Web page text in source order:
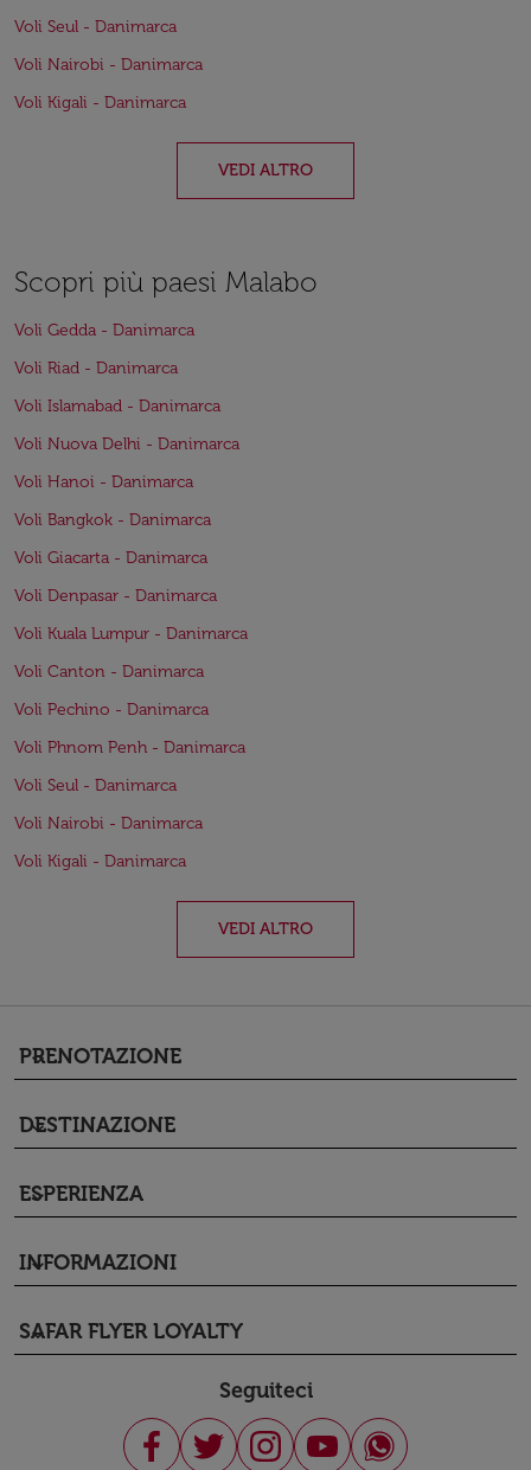
Voli Seul - Danimarca
Voli Nairobi - Danimarca
Voli Kigali - Danimarca
VEDI ALTRO
Scopri più paesi Malabo
Voli Gedda - Danimarca
Voli Riad - Danimarca
Voli Islamabad - Danimarca
Voli Nuova Delhi - Danimarca
Voli Hanoi - Danimarca
Voli Bangkok - Danimarca
Voli Giacarta - Danimarca
Voli Denpasar - Danimarca
Voli Kuala Lumpur - Danimarca
Voli Canton - Danimarca
Voli Pechino - Danimarca
Voli Phnom Penh - Danimarca
Voli Seul - Danimarca
Voli Nairobi - Danimarca
Voli Kigali - Danimarca
VEDI ALTRO
PRENOTAZIONE
keyboard_arrow_down
DESTINAZIONE
keyboard_arrow_down
ESPERIENZA
keyboard_arrow_down
INFORMAZIONI
keyboard_arrow_down
SAFAR FLYER LOYALTY
keyboard_arrow_down
Seguiteci